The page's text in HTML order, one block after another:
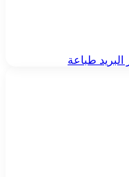
طباعة